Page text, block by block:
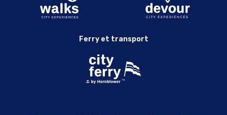
Ferry et transport